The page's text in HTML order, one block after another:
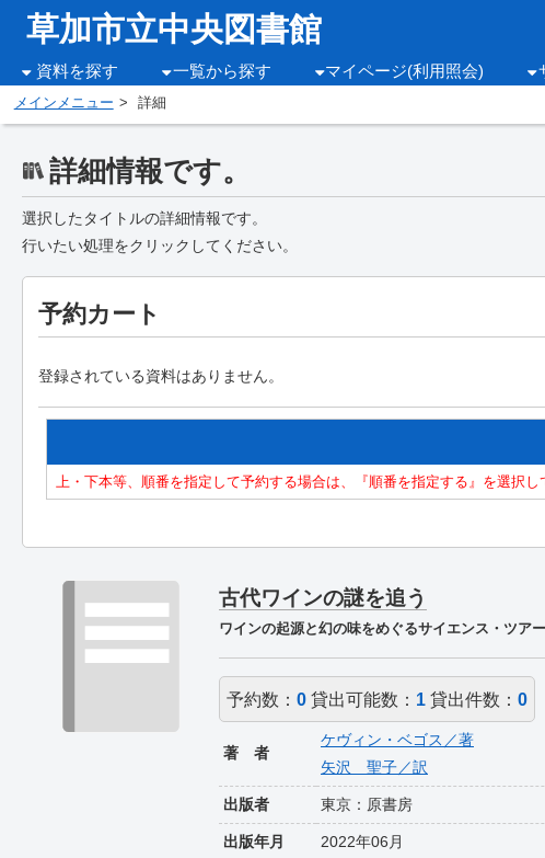
草加市立中央図書館
資料を探す 一覧から探す マイページ(利用照会)
メインメニュー 詳細
詳細情報です。
選択したタイトルの詳細情報です。
行いたい処理をクリックしてください。
予約カート
登録されている資料はありません。
上・下本等、順番を指定して予約する場合は、『順番を指定する』を選択し
古代ワインの謎を追う
ワインの起源と幻の味をめぐるサイエンス・ツアー
予約数：0 貸出可能数： 1 貸出件数：0
著 者
ケヴィン・ベゴス／著
矢沢 聖子／訳
出版者 東京：原書房
出版年月 2022年06月